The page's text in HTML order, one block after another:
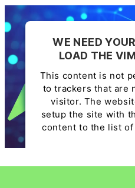
WE NEED
LOAD THE
This content is not
to trackers that are
visitor. The
setup the site with
content to the list